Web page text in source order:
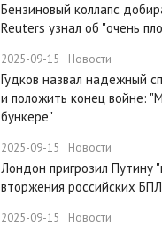
​Бензиновый коллапс
Reuters узнал об "очень
2025-09-15 Новости
Гудков назвал надежный
и положить конец войне:
бункере"
2025-09-15 Новости
Лондон пригрозил Путину
вторжения российских
2025-09-15 Новости